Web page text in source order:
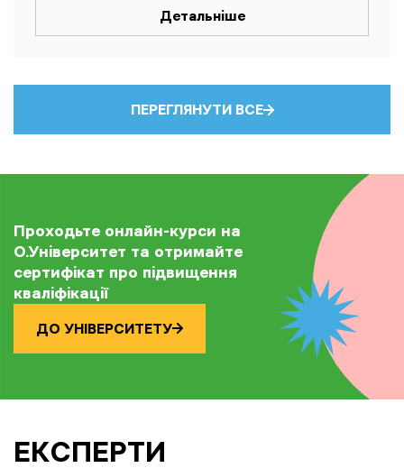
Детальніше
ПЕРЕГЛЯНУТИ ВСЕ
Проходьте онлайн-курси на
О.Університет та отримайте
сертифікат про підвищення
кваліфікації
ДО УНІВЕРСИТЕТУ
ЕКСПЕРТИ